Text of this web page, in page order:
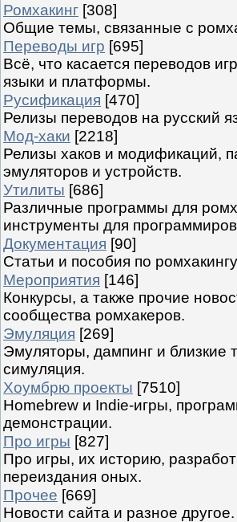
Ромхакинг [308]
Общие темы, связанные с
Переводы игр [695]
Всё, что касается переводов
языки и платформы.
Русификация [470]
Релизы переводов на русский
Мод-хаки [2218]
Релизы хаков и модификаций,
эмуляторов и устройств.
Утилиты [686]
Различные программы для
инструменты для
Документация [90]
Статьи и пособия по
Мероприятия [146]
Конкурсы, а также прочие
сообщества ромхакеров.
Эмуляция [269]
Эмуляторы, дампинг и близкие
симуляция.
Хоумбрю проекты [7510]
Homebrew и Indie-игры,
демонстрации.
Про игры [827]
Про игры, их историю,
переиздания оных.
Прочее [669]
Новости сайта и разное другое.